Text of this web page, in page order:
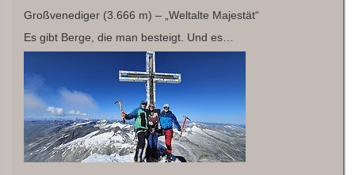
Großvenediger (3.666 m) – „Weltalte Majestät“
Es gibt Berge, die man besteigt. Und es…